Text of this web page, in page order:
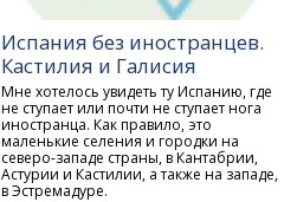
Испания без иностранцев.
Кастилия и Галисия
Мне хотелось увидеть ту Испанию, где
не ступает или почти не ступает нога
иностранца. Как правило, это
маленькие селения и городки на
северо-западе страны, в Кантабрии,
Астурии и Кастилии, а также на западе,
в Эстремадуре.